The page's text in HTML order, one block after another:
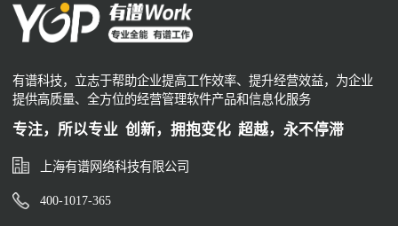
有谱科技，立志于帮助企业提高工作效率、提升经营效益，为企业
提供高质量、全方位的经营管理软件产品和信息化服务
专注，所以专业 创新，拥抱变化 超越，永不停滞
上海有谱网络科技有限公司
400-1017-365